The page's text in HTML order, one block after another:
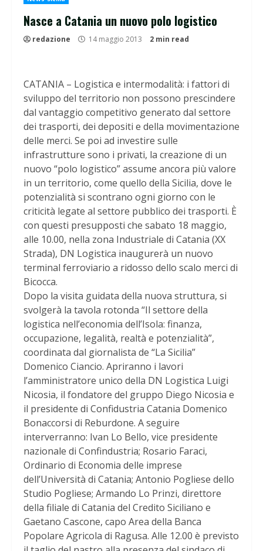
Nasce a Catania un nuovo polo logistico
redazione 14 maggio 2013 2 min read
CATANIA – Logistica e intermodalità: i fattori di
sviluppo del territorio non possono prescindere
dal vantaggio competitivo generato dal settore
dei trasporti, dei depositi e della movimentazione
delle merci. Se poi ad investire sulle
infrastrutture sono i privati, la creazione di un
nuovo “polo logistico” assume ancora più valore
in un territorio, come quello della Sicilia, dove le
potenzialità si scontrano ogni giorno con le
criticità legate al settore pubblico dei trasporti. È
con questi presupposti che sabato 18 maggio,
alle 10.00, nella zona Industriale di Catania (XX
Strada), DN Logistica inaugurerà un nuovo
terminal ferroviario a ridosso dello scalo merci di
Bicocca.
Dopo la visita guidata della nuova struttura, si
svolgerà la tavola rotonda “Il settore della
logistica nell’economia dell’Isola: finanza,
occupazione, legalità, realtà e potenzialità”,
coordinata dal giornalista de “La Sicilia”
Domenico Ciancio. Apriranno i lavori
l’amministratore unico della DN Logistica Luigi
Nicosia, il fondatore del gruppo Diego Nicosia e
il presidente di Confidustria Catania Domenico
Bonaccorsi di Reburdone. A seguire
interverranno: Ivan Lo Bello, vice presidente
nazionale di Confindustria; Rosario Faraci,
Ordinario di Economia delle imprese
dell’Università di Catania; Antonio Pogliese dello
Studio Pogliese; Armando Lo Prinzi, direttore
della filiale di Catania del Credito Siciliano e
Gaetano Cascone, capo Area della Banca
Popolare Agricola di Ragusa. Alle 12.00 è previsto